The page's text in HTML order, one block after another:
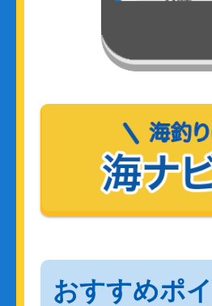
おすすめポ